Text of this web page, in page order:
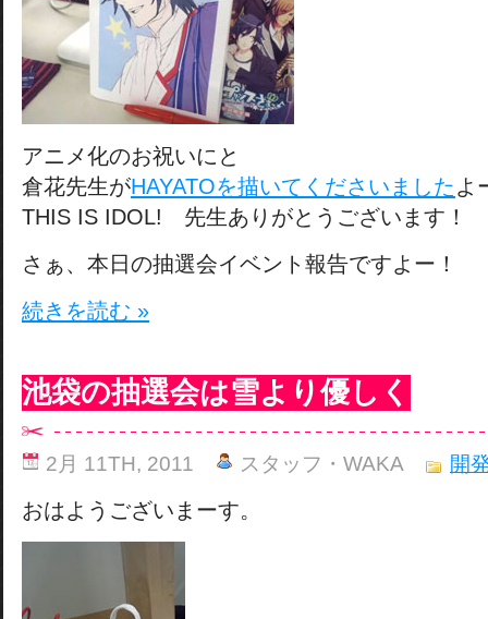
アニメ化のお祝いにと
倉花先生がHAYATOを描いてくださいました よ
THIS IS IDOL! 先生ありがとうございます！
さぁ、本日の抽選会イベント報告ですよー！
続きを読む »
池袋の抽選会は雪より優しく
2月 11TH, 2011 スタッフ・WAKA 開
おはようございまーす。